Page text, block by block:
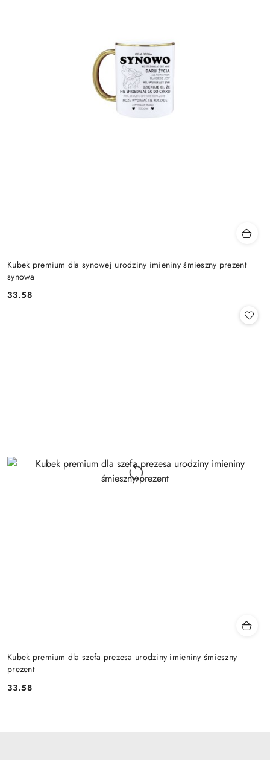
Kubek premium dla synowej urodziny imieniny śmieszny prezent
synowa
Cena:
33.58
Kubek premium dla szefa prezesa urodziny imieniny śmieszny
prezent
Cena:
33.58